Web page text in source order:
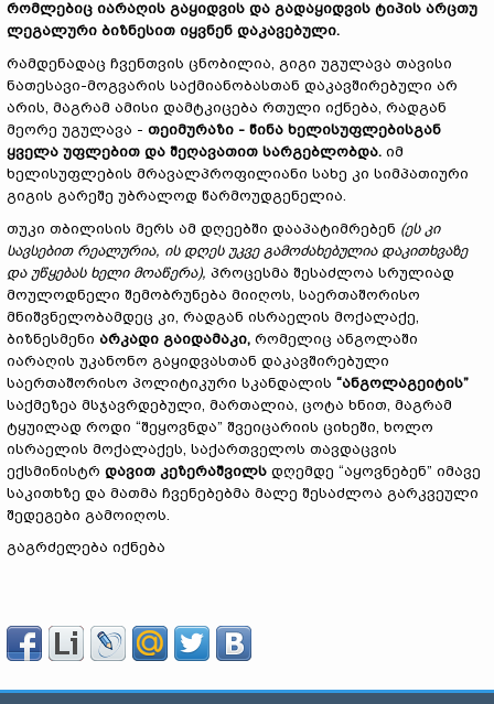
რომლებიც იარაღის გაყიდვის და გადაყიდვის ტიპის არცთუ
ლეგალური ბიზნესით იყვნენ დაკავებული.
რამდენადაც ჩვენთვის ცნობილია, გიგი უგულავა თავისი
ნათესავი-მოგვარის საქმიანობასთან დაკავშირებული არ
არის, მაგრამ ამისი დამტკიცება რთული იქნება, რადგან
მეორე უგულავა - თეიმურაზი - წინა ხელისუფლებისგან
ყველა უფლებით და შეღავათით სარგებლობდა. იმ
ხელისუფლების მრავალპროფილიანი სახე კი სიმპათიური
გიგის გარეშე უბრალოდ წარმოუდგენელია.
თუკი თბილისის მერს ამ დღეებში დააპატიმრებენ (ეს კი
სავსებით რეალურია, ის დღეს უკვე გამოძახებულია დაკითხვაზე
და უწყებას ხელი მოაწერა), პროცესმა შესაძლოა სრულიად
მოულოდნელი შემობრუნება მიიღოს, საერთაშორისო
მნიშვნელობამდეც კი, რადგან ისრაელის მოქალაქე,
ბიზნესმენი არკადი გაიდამაკი, რომელიც ანგოლაში
იარაღის უკანონო გაყიდვასთან დაკავშირებული
საერთაშორისო პოლიტიკური სკანდალის “ანგოლაგეიტის”
საქმეზეა მსჯავრდებული, მართალია, ცოტა ხნით, მაგრამ
ტყუილად როდი “შეყოვნდა” შვეიცარიის ციხეში, ხოლო
ისრაელის მოქალაქეს, საქართველოს თავდაცვის
ექსმინისტრ დავით კეზერაშვილს დღემდე “აყოვნებენ” იმავე
საკითხზე და მათმა ჩვენებებმა მალე შესაძლოა გარკვეული
შედეგები გამოიღოს.
გაგრძელება იქნება